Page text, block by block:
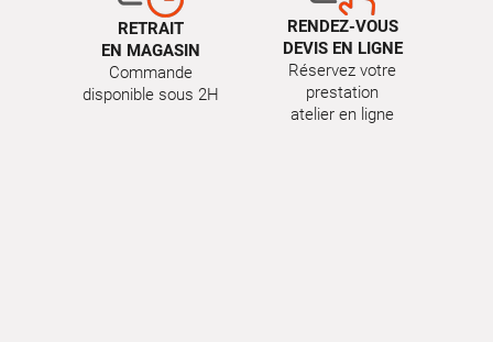
RETRAIT
EN MAGASIN
Commande
disponible sous 2H
RENDEZ-VOUS
DEVIS EN LIGNE
Réservez votre
prestation
atelier en ligne